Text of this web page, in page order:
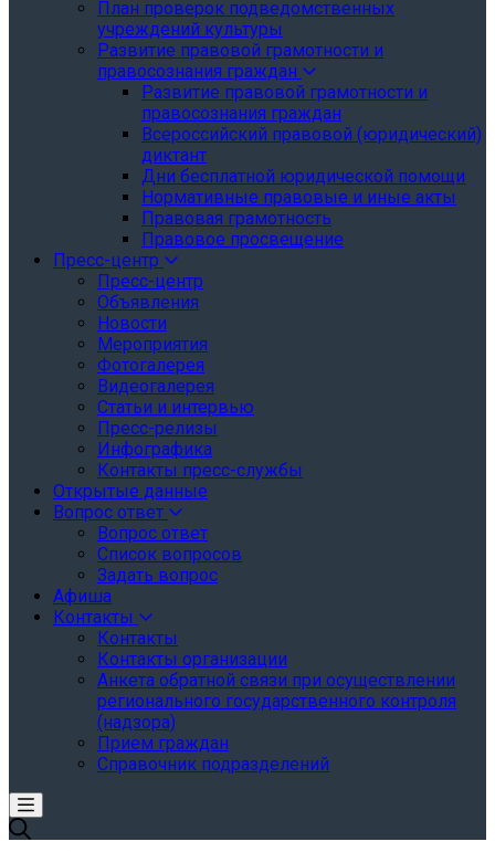
План проверок подведомственных
учреждений культуры
Развитие правовой грамотности и
правосознания граждан
Развитие правовой грамотности и
правосознания граждан
Всероссийский правовой (юридический)
диктант
Дни бесплатной юридической помощи
Нормативные правовые и иные акты
Правовая грамотность
Правовое просвещение
Пресс-центр
Пресс-центр
Объявления
Новости
Мероприятия
Фотогалерея
Видеогалерея
Статьи и интервью
Пресс-релизы
Инфографика
Контакты пресс-службы
Открытые данные
Вопрос ответ
Вопрос ответ
Список вопросов
Задать вопрос
Афиша
Контакты
Контакты
Контакты организации
Анкета обратной связи при осуществлении
регионального государственного контроля
(надзора)
Прием граждан
Справочник подразделений